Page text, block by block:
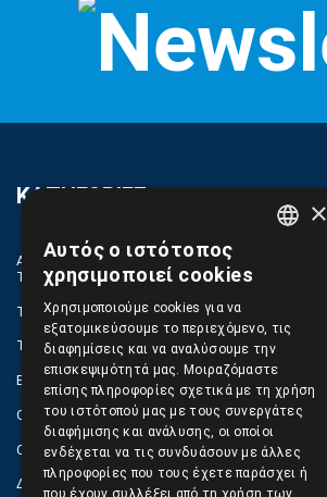
ΚΑΤΗΓΟΡΙΕΣ
ΑΝΤΑΛΛΑΚΤΙΚΑ ΚΑΙ ΑΞΕΣΟΥΑΡ ΚΙΝΗΤΩΝ
ΤΗΛΕΦΩΝΩΝ
TABLET
ΤΗΛΕΠΙΚΟΙΝΩΝΙΕΣ, ΑΣΥΡΜΑΤΑ, FCT
ΕΡΓΑΛΕΙΑ SERVICE
ΟΙΚΙΑΚΕΣ ΣΥΣΚΕΥΕΣ
COMPUTER, NOTEBOOK, PC, PDA
ΔΙΑΦΟΡΑ ΠΡΟΙΟΝΤΑ
×
Αυτός ο ιστότοπος
χρησιμοποιεί cookies
Χρησιμοποιούμε cookies για να
εξατομικεύσουμε το περιεχόμενο, τις
διαφημίσεις και να αναλύσουμε την
επισκεψιμότητά μας. Μοιραζόμαστε
επίσης πληροφορίες σχετικά με τη χρήση
του ιστότοπού μας με τους συνεργάτες
διαφήμισης και ανάλυσης, οι οποίοι
ενδέχεται να τις συνδυάσουν με άλλες
πληροφορίες που τους έχετε παράσχει ή
που έχουν συλλέξει από τη χρήση των